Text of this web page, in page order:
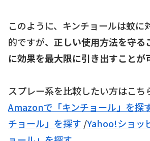
このように、キンチョールは蚊に
的ですが、 正しい使用方法を守る
に効果を最大限に引き出すことが
スプレー系を比較したい方はこち
Amazonで「キンチョール」を探
チョール」を探す /Yahoo!ショッ